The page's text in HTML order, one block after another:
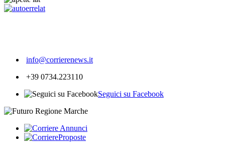
info@corrierenews.it
+39 0734.223110
Seguici su Facebook